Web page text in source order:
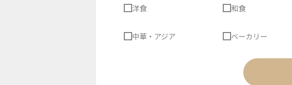
洋食 和食
中華・アジア ベーカリー